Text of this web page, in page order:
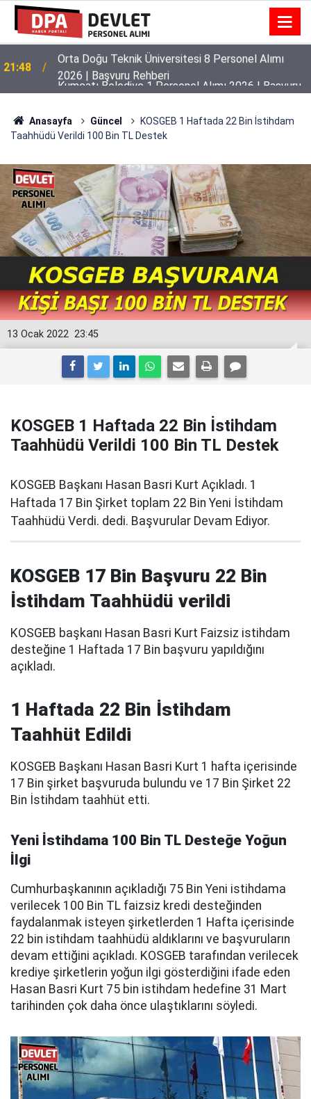
20:44
Kumçatı Belediye 1 Personel Alımı 2026 | Başvuru
Rehberi
Anasayfa Güncel
KOSGEB 1 Haftada 22 Bin İstihdam
Taahhüdü Verildi 100 Bin TL Destek
23:45
13 Ocak 2022
KOSGEB 1 Haftada 22 Bin İstihdam
Taahhüdü Verildi 100 Bin TL Destek
KOSGEB Başkanı Hasan Basri Kurt Açıkladı. 1
Haftada 17 Bin Şirket toplam 22 Bin Yeni İstihdam
Taahhüdü Verdi. dedi. Başvurular Devam Ediyor.
KOSGEB 17 Bin Başvuru 22 Bin
İstihdam Taahhüdü verildi
KOSGEB başkanı Hasan Basri Kurt Faizsiz istihdam
desteğine 1 Haftada 17 Bin başvuru yapıldığını
açıkladı.
1 Haftada 22 Bin İstihdam
Taahhüt Edildi
KOSGEB Başkanı Hasan Basri Kurt 1 hafta içerisinde
17 Bin şirket başvuruda bulundu ve 17 Bin Şirket 22
Bin İstihdam taahhüt etti.
Yeni İstihdama 100 Bin TL Desteğe Yoğun
İlgi
Cumhurbaşkanının açıkladığı 75 Bin Yeni istihdama
verilecek 100 Bin TL faizsiz kredi desteğinden
faydalanmak isteyen şirketlerden 1 Hafta içerisinde
22 bin istihdam taahhüdü aldıklarını ve başvuruların
devam ettiğini açıkladı. KOSGEB tarafından verilecek
krediye şirketlerin yoğun ilgi gösterdiğini ifade eden
Hasan Basri Kurt 75 bin istihdam hedefine 31 Mart
tarihinden çok daha önce ulaştıklarını söyledi.